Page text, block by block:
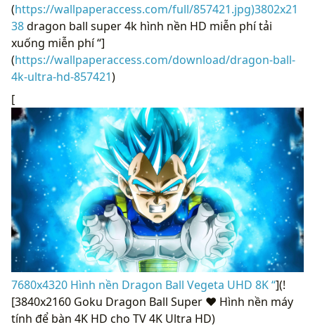
(https://wallpaperaccess.com/full/857421.jpg)3802x21
38dragon ball super 4k hình nền HD miễn phí tải
xuống miễn phí “]
(https://wallpaperaccess.com/download/dragon-ball-
4k-ultra-hd-857421)
[
7680x4320 Hình nền Dragon Ball Vegeta UHD 8K “](!
[3840x2160 Goku Dragon Ball Super ❤ Hình nền máy
tính để bàn 4K HD cho TV 4K Ultra HD)